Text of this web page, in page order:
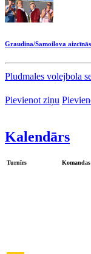
Graudiņa/Samoilova
Pludmales volejbola
Pievienot ziņu
Kalendārs
Turnīrs Komandas